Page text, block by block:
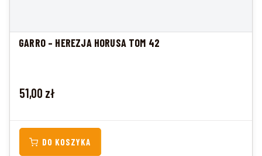
GARRO – HEREZJA HORUSA TOM 42
Cena
51,00 zł
DO KOSZYKA